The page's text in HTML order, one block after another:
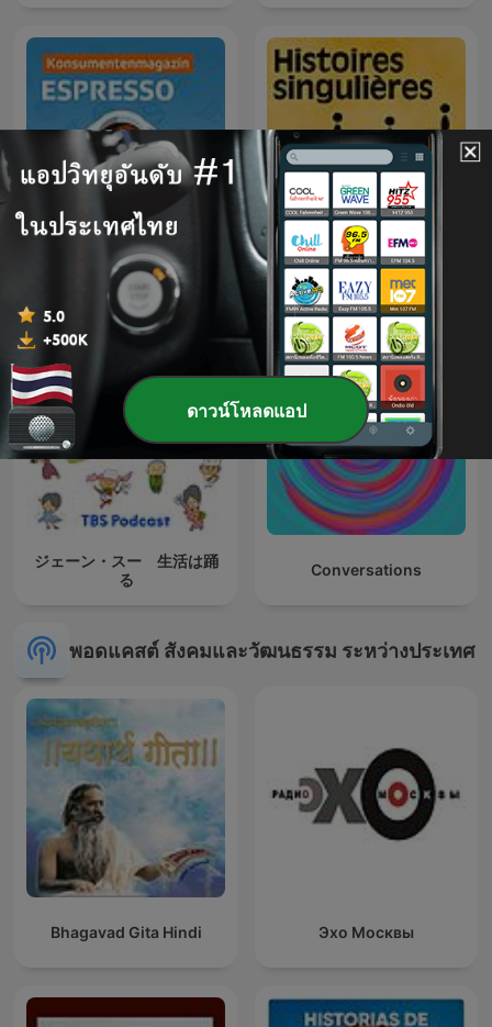
Espresso Histoires singulières
ジェーン・スー 生活は踊
る
Conversations
พอดแคสต์ สังคมและวัฒนธรรม ระหว่างประเทศ
Bhagavad Gita Hindi Эхо Москвы
ดาวน์โหลดแอป